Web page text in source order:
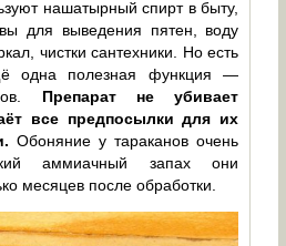
нашатырный спирт в быту,
для выведения пятен, воду
чистки сантехники. Но есть
одна полезная функция —
Препарат не убивает
все предпосылки для их
Обоняние у тараканов очень
аммиачный запах они
месяцев после обработки.